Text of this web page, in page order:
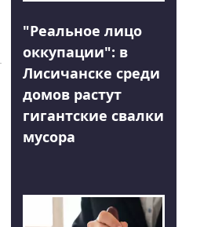
"Реальное лицо
оккупации": в
Лисичанске среди
домов растут
гигантские свалки
мусора